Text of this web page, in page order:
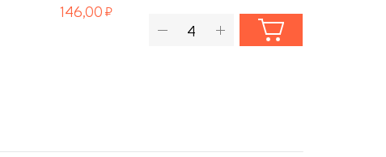
146,00